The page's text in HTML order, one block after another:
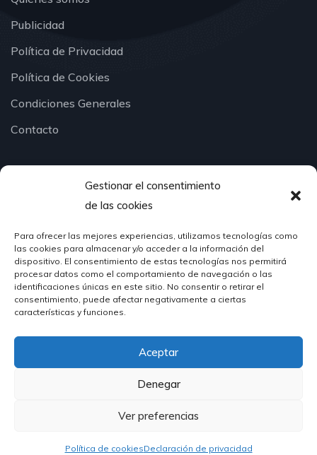
Gestionar el consentimiento
de las cookies
Para ofrecer las mejores experiencias, utilizamos tecnologías como
las cookies para almacenar y/o acceder a la información del
dispositivo. El consentimiento de estas tecnologías nos permitirá
procesar datos como el comportamiento de navegación o las
identificaciones únicas en este sitio. No consentir o retirar el
consentimiento, puede afectar negativamente a ciertas
características y funciones.
Aceptar
Denegar
Ver preferencias
Política de cookiesDeclaración de privacidad
Publicidad
Política de Privacidad
Política de Cookies
Condiciones Generales
Contacto
¿Hablamos?
624 51 12 10
info@hosteleriasantander.com
© 2026 Hostelería Santander | Powered byDIGIDISA